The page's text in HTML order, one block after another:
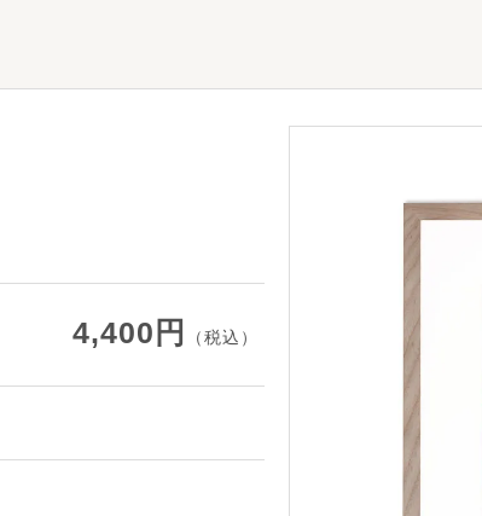
4,400円 （税込）